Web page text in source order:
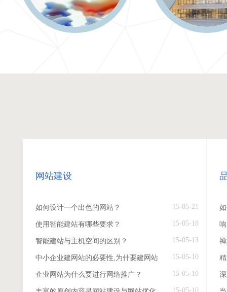
网站建设
如何设计一个出色的网站？ 15-05-21
使用智能建站有哪些要求？ 15-05-18
智能建站与主机空间的区别？ 15-05-13
中小企业建网站的必要性,为什要建网站 15-05-10
企业网站为什么要进行网络推广？ 15-05-10
15-05-10